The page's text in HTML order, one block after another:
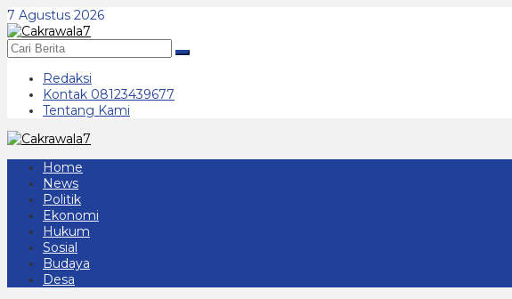
Lewati
ke
konten
7 Agustus 2026
Redaksi
Kontak 08123439677
Tentang Kami
Home
News
Politik
Ekonomi
Hukum
Sosial
Budaya
Desa